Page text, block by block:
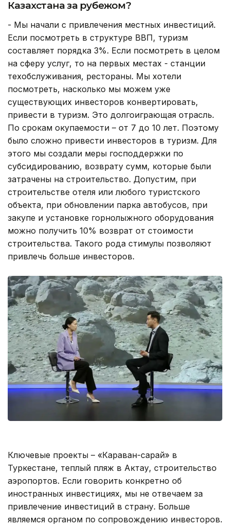
Казахстана за рубежом?
- Мы начали с привлечения местных инвестиций.
Если посмотреть в структуре ВВП, туризм
составляет порядка 3%. Если посмотреть в целом
на сферу услуг, то на первых местах - станции
техобслуживания, рестораны. Мы хотели
посмотреть, насколько мы можем уже
существующих инвесторов конвертировать,
привести в туризм. Это долгоиграющая отрасль.
По срокам окупаемости – от 7 до 10 лет. Поэтому
было сложно привести инвесторов в туризм. Для
этого мы создали меры господдержки по
субсидированию, возврату сумм, которые были
затрачены на строительство. Допустим, при
строительстве отеля или любого туристского
объекта, при обновлении парка автобусов, при
закупе и установке горнолыжного оборудования
можно получить 10% возврат от стоимости
строительства. Такого рода стимулы позволяют
привлечь больше инвесторов.
Ключевые проекты – «Караван-сарай» в
Туркестане, теплый пляж в Актау, строительство
аэропортов. Если говорить конкретно об
иностранных инвестициях, мы не отвечаем за
привлечение инвестиций в страну. Больше
являемся органом по сопровождению инвесторов.